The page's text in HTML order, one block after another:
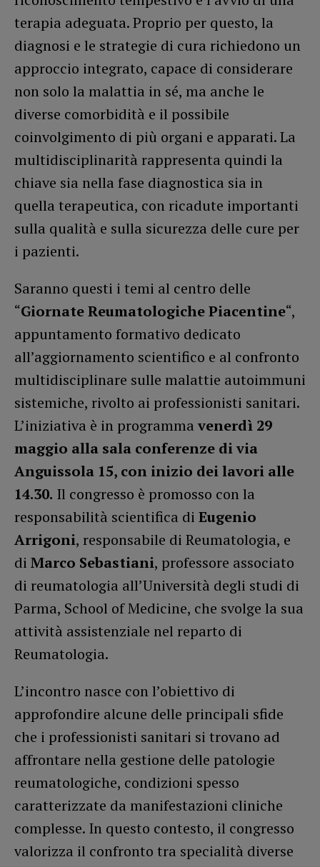
terapia adeguata. Proprio per questo, la
diagnosi e le strategie di cura richiedono un
approccio integrato, capace di considerare
non solo la malattia in sé, ma anche le
diverse comorbidità e il possibile
coinvolgimento di più organi e apparati. La
multidisciplinarità rappresenta quindi la
chiave sia nella fase diagnostica sia in
quella terapeutica, con ricadute importanti
sulla qualità e sulla sicurezza delle cure per
i pazienti.
Saranno questi i temi al centro delle
“Giornate Reumatologiche Piacentine“,
appuntamento formativo dedicato
all’aggiornamento scientifico e al confronto
multidisciplinare sulle malattie autoimmuni
sistemiche, rivolto ai professionisti sanitari.
L’iniziativa è in programma venerdì 29
maggio alla sala conferenze di via
Anguissola 15, con inizio dei lavori alle
14.30. Il congresso è promosso con la
responsabilità scientifica di Eugenio
Arrigoni, responsabile di Reumatologia, e
di Marco Sebastiani, professore associato
di reumatologia all’Università degli studi di
Parma, School of Medicine, che svolge la sua
attività assistenziale nel reparto di
Reumatologia.
L’incontro nasce con l’obiettivo di
approfondire alcune delle principali sfide
che i professionisti sanitari si trovano ad
affrontare nella gestione delle patologie
reumatologiche, condizioni spesso
caratterizzate da manifestazioni cliniche
complesse. In questo contesto, il congresso
valorizza il confronto tra specialità diverse